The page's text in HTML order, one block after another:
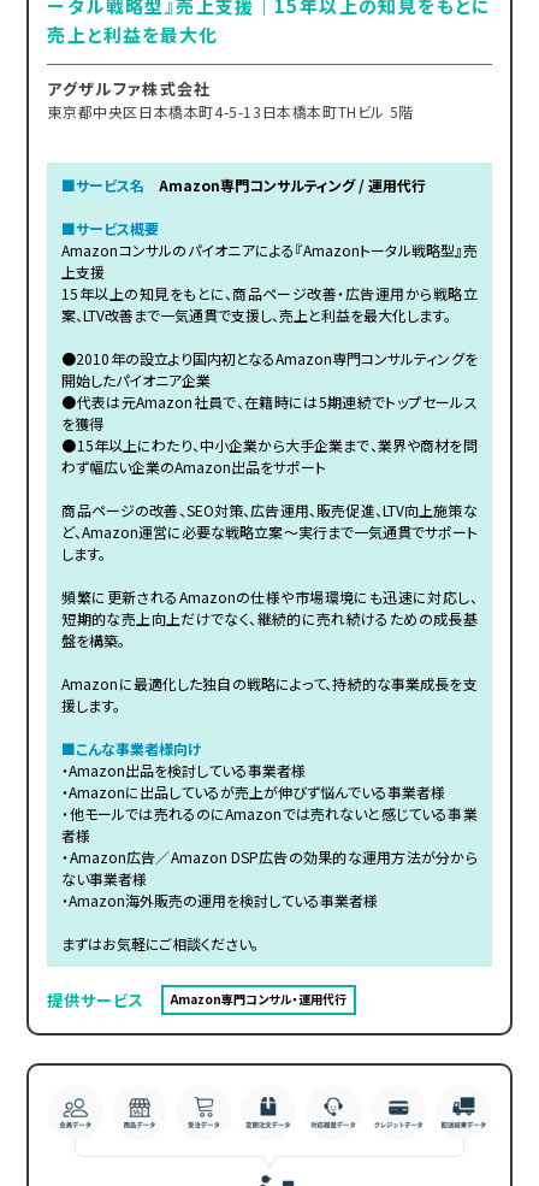
ータル戦略型』売上支援｜15年以上の知見をもとに
売上と利益を最大化
アグザルファ株式会社
東京都中央区日本橋本町4-5-13日本橋本町THビル 5階
■サービス名 Amazon専門コンサルティング / 運用代行
■サービス概要
Amazonコンサルのパイオニアによる『Amazonトータル戦略型』売
上支援
15年以上の知見をもとに、商品ページ改善・広告運用から戦略立
案、LTV改善まで一気通貫で支援し、売上と利益を最大化します。
●2010年の設立より国内初となるAmazon専門コンサルティングを
開始したパイオニア企業
●代表は元Amazon社員で、在籍時には5期連続でトップセールス
を獲得
●15年以上にわたり、中小企業から大手企業まで、業界や商材を問
わず幅広い企業のAmazon出品をサポート
商品ページの改善、SEO対策、広告運用、販売促進、LTV向上施策な
ど、Amazon運営に必要な戦略立案〜実行まで一気通貫でサポート
します。
頻繁に更新されるAmazonの仕様や市場環境にも迅速に対応し、
短期的な売上向上だけでなく、継続的に売れ続けるための成長基
盤を構築。
Amazonに最適化した独自の戦略によって、持続的な事業成長を支
援します。
■こんな事業者様向け
・Amazon出品を検討している事業者様
・Amazonに出品しているが売上が伸びず悩んでいる事業者様
・他モールでは売れるのにAmazonでは売れないと感じている事業
者様
・Amazon広告／Amazon DSP広告の効果的な運用方法が分から
ない事業者様
・Amazon海外販売の運用を検討している事業者様
まずはお気軽にご相談ください。
提供サービス Amazon専門コンサル・運用代行